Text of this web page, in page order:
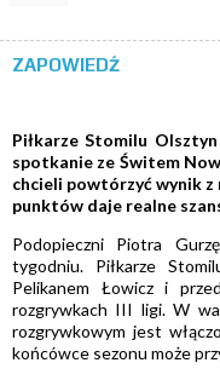
ZAPOWIEDŹ
Piłkarze Stomilu
spotkanie ze Świtem
chcieli powtórzyć wynik
punktów daje realne
Podopieczni Piotra
tygodniu. Piłkarze
Pelikanem Łowicz i
rozgrywkach III ligi. W
rozgrywkowym jest
końcówce sezonu może